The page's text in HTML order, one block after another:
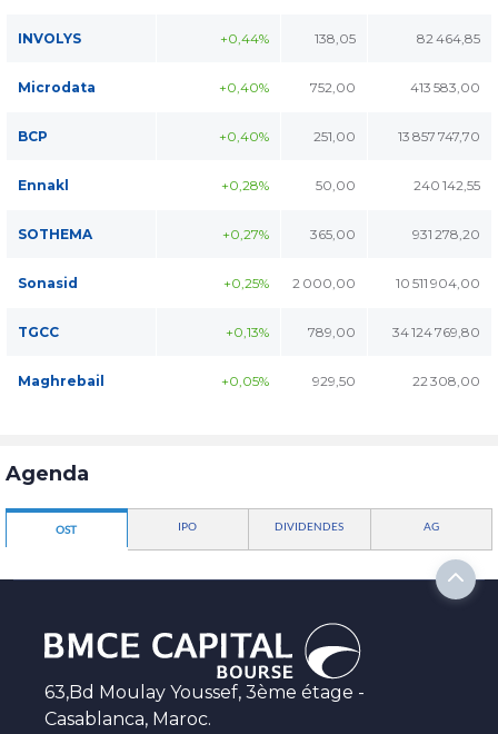
INVOLYS +0,44% 138,05 82 464,85
Microdata +0,40% 752,00 413 583,00
BCP +0,40% 251,00 13 857 747,70
Ennakl +0,28% 50,00 240 142,55
SOTHEMA +0,27% 365,00 931 278,20
Sonasid +0,25% 2 000,00 10 511 904,00
TGCC +0,13% 789,00 34 124 769,80
Maghrebail +0,05% 929,50 22 308,00
Agenda
OST IPO DIVIDENDES AG
63,Bd Moulay Youssef, 3ème étage -
Casablanca, Maroc.